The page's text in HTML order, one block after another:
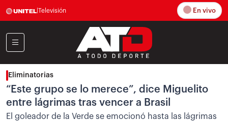
Televisión En vivo
Eliminatorias
“Este grupo se lo merece”, dice Miguelito
entre lágrimas tras vencer a Brasil
El goleador de la Verde se emocionó hasta las lágrimas